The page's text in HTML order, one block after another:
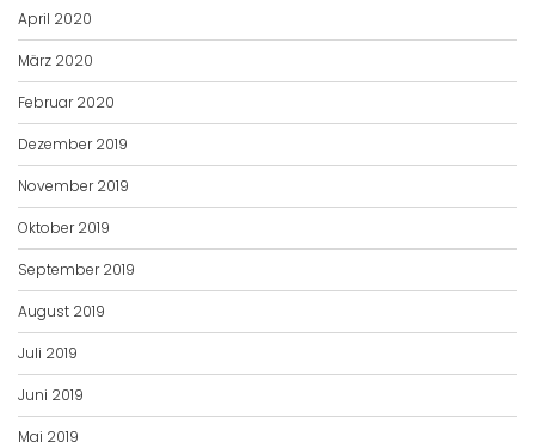
April 2020
März 2020
Februar 2020
Dezember 2019
November 2019
Oktober 2019
September 2019
August 2019
Juli 2019
Juni 2019
Mai 2019